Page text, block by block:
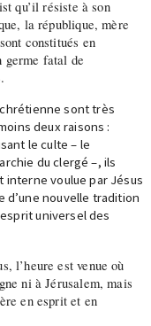
qu’il résiste à son
la république, mère
constitués en
germe fatal de
sont très
deux raisons :
le culte – le
du clergé –, ils
interne voulue par Jésus
d’une nouvelle tradition
universel des
l’heure est venue où
ni à Jérusalem, mais
en esprit et en